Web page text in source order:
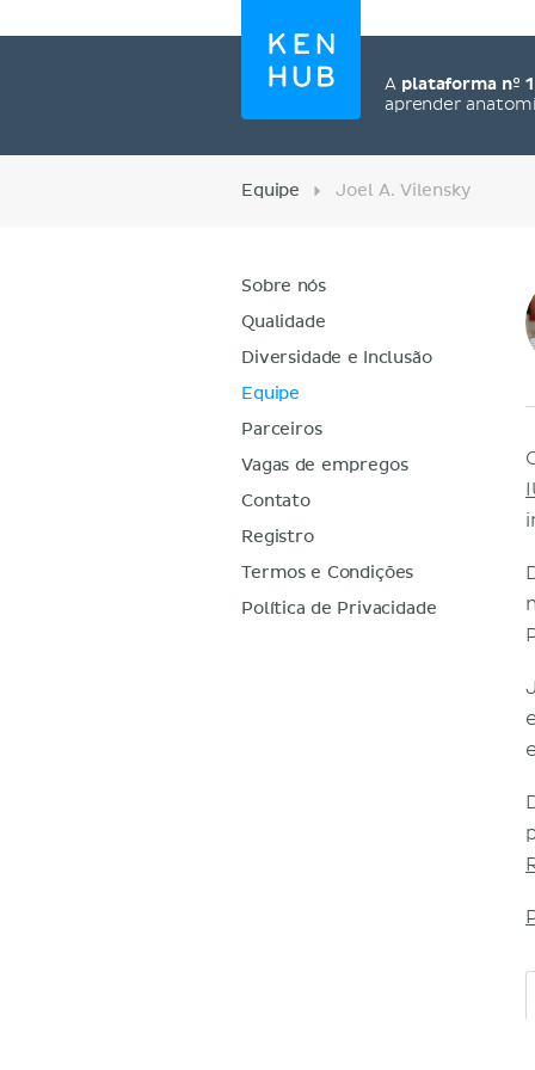
A plataforma nº 1
aprender
Equipe Joel A. Vilensky
Sobre nós
Qualidade
Diversidade e Inclusão
Equipe
Parceiros
Vagas de empregos
Contato
Registro
Termos e Condições
Política de Privacidade